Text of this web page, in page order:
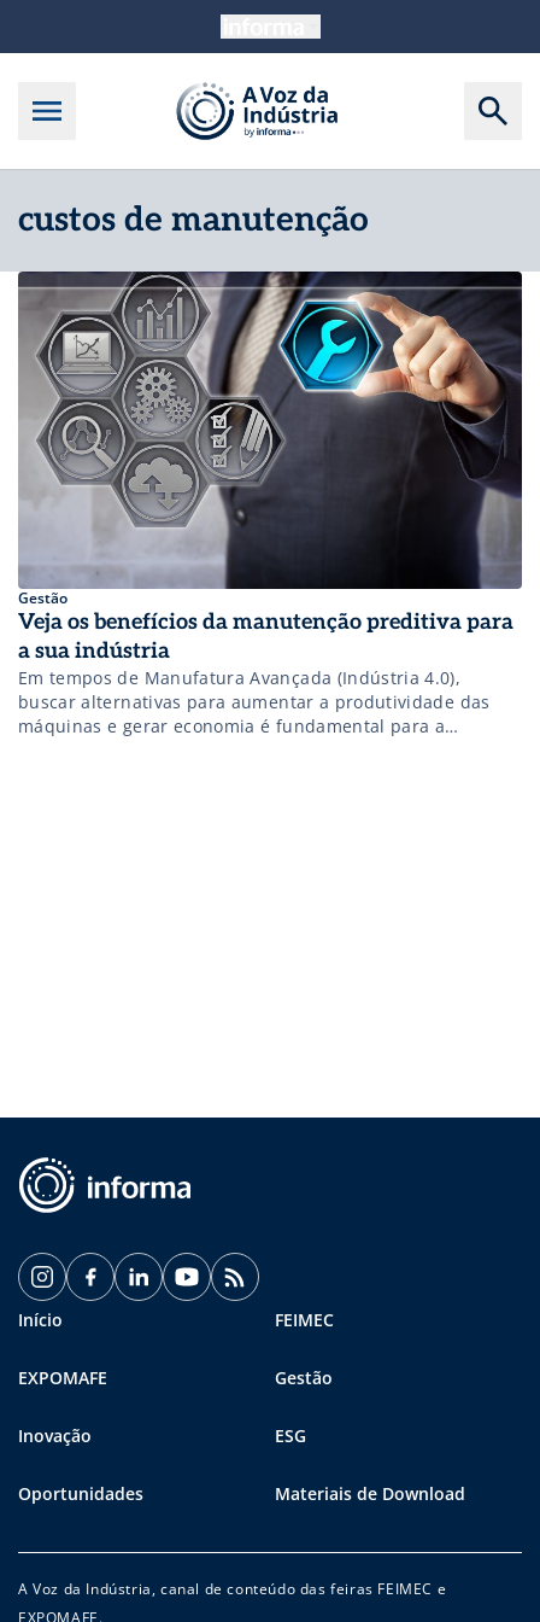
custos de manutenção
Gestão
Veja os benefícios da manutenção preditiva para
a sua indústria
Em tempos de Manufatura Avançada (Indústria 4.0),
buscar alternativas para aumentar a produtividade das
máquinas e gerar economia é fundamental para a
Início FEIMEC
EXPOMAFE Gestão
Inovação ESG
Oportunidades Materiais de Download
A Voz da Indústria, canal de conteúdo das feiras FEIMEC e